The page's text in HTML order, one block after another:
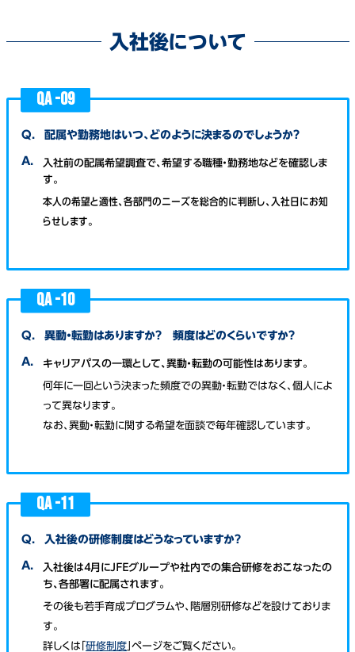
入社後について
QA -09
Q. 配属や勤務地はいつ、どのように決まるのでしょうか？
A.
入社前の配属希望調査で、希望する職種・勤務地などを確認しま
す。
本人の希望と適性、各部門のニーズを総合的に判断し、入社日にお知
らせします。
QA -10
Q. 異動・転勤はありますか？ 頻度はどのくらいですか？
A. キャリアパスの一環として、異動・転勤の可能性はあります。
何年に一回という決まった頻度での異動・転勤ではなく、個人によ
って異なります。
なお、異動・転勤に関する希望を面談で毎年確認しています。
QA -11
Q. 入社後の研修制度はどうなっていますか？
A.
入社後は４月にＪＦＥグループや社内での集合研修をおこなったの
ち、各部署に配属されます。
その後も若手育成プログラムや、階層別研修などを設けておりま
す。
詳しくは「 研修制度」ページをご覧ください。